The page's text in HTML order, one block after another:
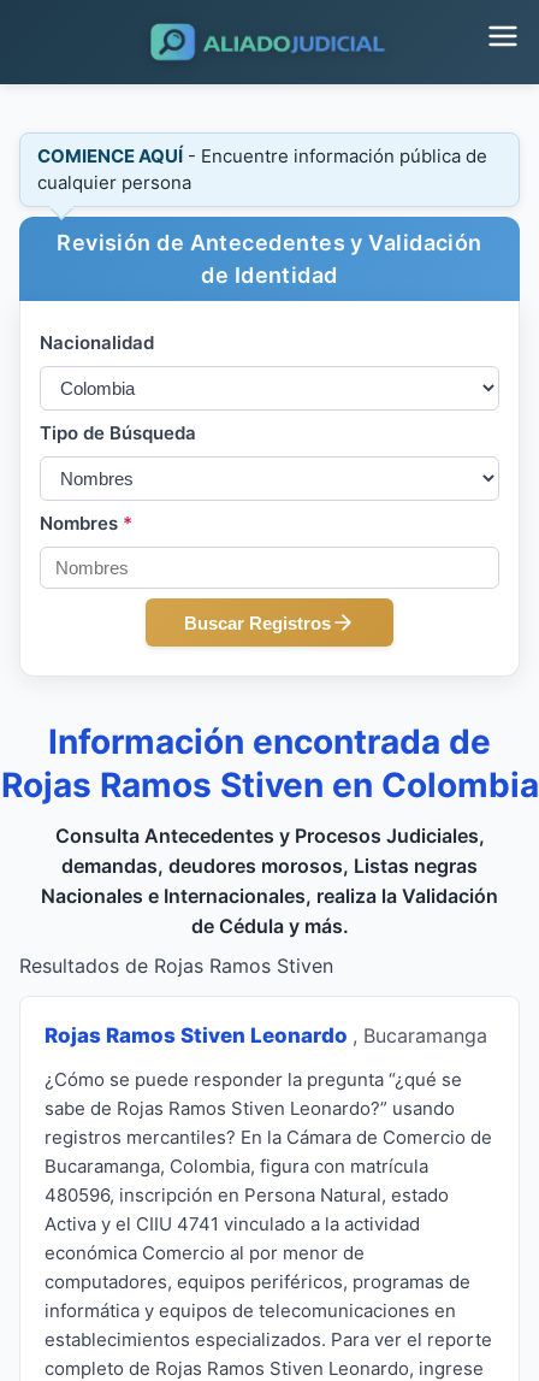
COMIENCE AQUÍ - Encuentre información pública de
cualquier persona
Revisión de Antecedentes y Validación
de Identidad
Nacionalidad
Tipo de Búsqueda
Nombres *
Buscar Registros
Información encontrada de
Rojas Ramos Stiven en Colombia
Consulta Antecedentes y Procesos Judiciales,
demandas, deudores morosos, Listas negras
Nacionales e Internacionales, realiza la Validación
de Cédula y más.
Resultados de Rojas Ramos Stiven
Rojas Ramos Stiven Leonardo , Bucaramanga
¿Cómo se puede responder la pregunta “¿qué se
sabe de Rojas Ramos Stiven Leonardo?” usando
registros mercantiles? En la Cámara de Comercio de
Bucaramanga, Colombia, figura con matrícula
480596, inscripción en Persona Natural, estado
Activa y el CIIU 4741 vinculado a la actividad
económica Comercio al por menor de
computadores, equipos periféricos, programas de
informática y equipos de telecomunicaciones en
establecimientos especializados. Para ver el reporte
completo de Rojas Ramos Stiven Leonardo, ingrese